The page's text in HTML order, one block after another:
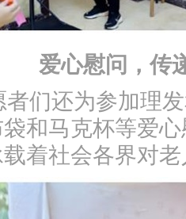
爱心慰问，传
者们还为参加理
袋和马克杯等爱
着社会各界对